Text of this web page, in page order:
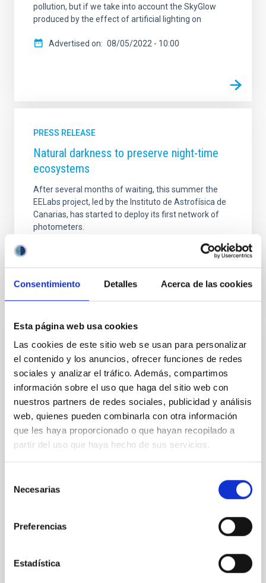
Consentimiento Detalles Acerca de las cookies
Esta página web usa cookies
Las cookies de este sitio web se usan para personalizar
el contenido y los anuncios, ofrecer funciones de redes
sociales y analizar el tráfico. Además, compartimos
información sobre el uso que haga del sitio web con
nuestros partners de redes sociales, publicidad y análisis
web, quienes pueden combinarla con otra información
que les haya proporcionado o que hayan recopilado a
partir del uso que haya hecho de sus servicios.
Necesarias
Preferencias
Estadística
pollution, but if we take into account the SkyGlow
produced by the effect of artificial lighting on
Advertised on 08/05/2022 - 10:00
PRESS RELEASE
Natural darkness to preserve night-time
ecosystems
After several months of waiting, this summer the
EELabs project, led by the Instituto de Astrofísica de
Canarias, has started to deploy its first network of
photometers.
PRESS RELEASE
Last wishes of the year: Geminids 2022
During the nights of 13th and 14th of December we
will enjoy the peak of the Geminid meteor shower.
This event will be broadcast live from the Canary
Islands Observatories via the sky-live.tv channel, with
the collaboration with the Energy Efficiency Labs, and
from Extremadura, thanks to Extremadura Buenas
followed by the Perseids and the Quadrantids.